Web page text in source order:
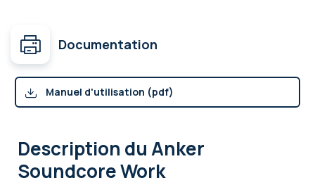
Documentation
Manuel d'utilisation (pdf)
Description du Anker
Soundcore Work